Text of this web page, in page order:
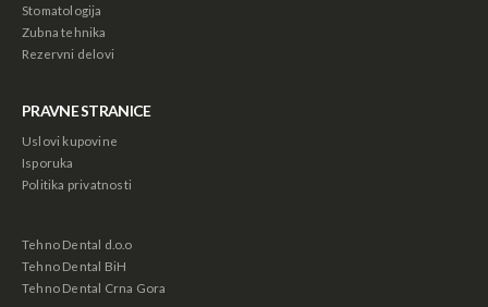
Stomatologija
Zubna tehnika
Rezervni delovi
PRAVNE STRANICE
Uslovi kupovine
Isporuka
Politika privatnosti
Tehno Dental d.o.o
Tehno Dental BiH
Tehno Dental Crna Gora